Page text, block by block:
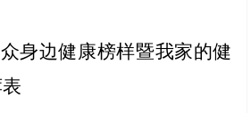
身边健康榜样暨我家的健